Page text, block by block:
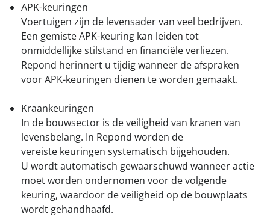
APK-keuringen
Voertuigen zijn de levensader van veel bedrijven.
Een gemiste APK-keuring kan leiden tot
onmiddellijke stilstand en financiële verliezen.
Repond herinnert u tijdig wanneer de afspraken
voor APK-keuringen dienen te worden gemaakt.
Kraankeuringen
In de bouwsector is de veiligheid van kranen van
levensbelang. In Repond worden de
vereiste keuringen systematisch bijgehouden.
U wordt automatisch gewaarschuwd wanneer actie
moet worden ondernomen voor de volgende
keuring, waardoor de veiligheid op de bouwplaats
wordt gehandhaafd.